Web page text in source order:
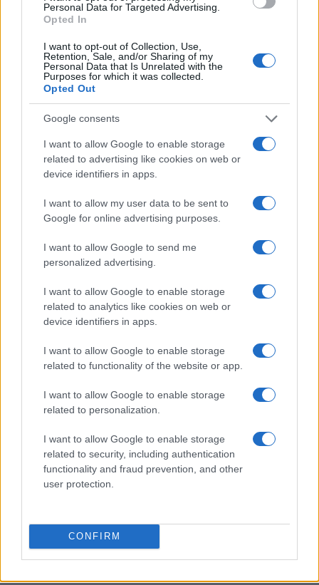
Personal Data for Targeted Advertising.
Opted In
I want to opt-out of Collection, Use,
Retention, Sale, and/or Sharing of my
Personal Data that Is Unrelated with the
Purposes for which it was collected.
Opted Out
Google consents
I want to allow Google to enable storage
related to advertising like cookies on web or
device identifiers in apps.
I want to allow my user data to be sent to
Google for online advertising purposes.
I want to allow Google to send me
personalized advertising.
I want to allow Google to enable storage
related to analytics like cookies on web or
device identifiers in apps.
I want to allow Google to enable storage
related to functionality of the website or app.
I want to allow Google to enable storage
related to personalization.
I want to allow Google to enable storage
related to security, including authentication
functionality and fraud prevention, and other
user protection.
CONFIRM
evitando problemas legales y ambientales.
hacer las preguntas correctas y estar atento a las
señales de alerta. Con estas herramientas, podrás
disfrutar de tu acuario con tranquilidad y
responsabilidad.
AUTOR
Lucía Fernández, periodista especializada en
mascotas y bienestar animal, divulga consejos
sobre cuidado, salud y convivencia con
perros, gatos y otras especies, apoyándose
en fuentes veterinarias.